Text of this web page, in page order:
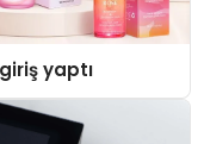
yaptı